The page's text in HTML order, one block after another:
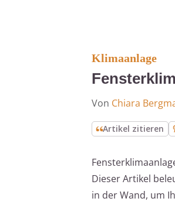
Klimaanlage
Von Chiara
Artikel zitieren
Dieser Artikel
in der Wand, um